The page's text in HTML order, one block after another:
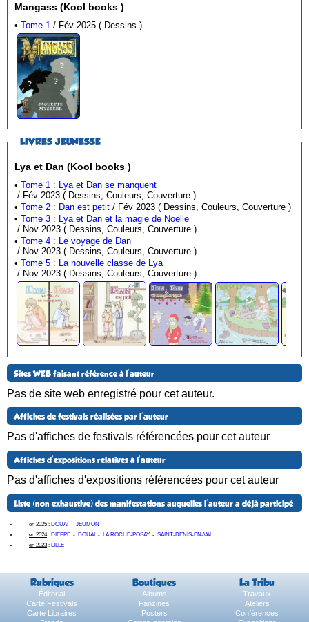
Mangass (Kool books )
•Tome 1 / Fév 2025 ( Dessins )
LIVRES JEUNESSE
Lya et Dan (Kool books )
•Tome 1 : Lya et Dan se manquent
/ Fév 2023 ( Dessins, Couleurs, Couverture )
•Tome 2 : Dan est petit
/ Fév 2023 ( Dessins, Couleurs, Couverture )
•Tome 3 : Lya et Dan et la magie de Noëlle
/ Nov 2023 ( Dessins, Couleurs, Couverture )
•Tome 4 : Le voyage de Dan
/ Nov 2023 ( Dessins, Couleurs, Couverture )
•Tome 5 : La nouvelle classe de Lya
/ Nov 2023 ( Dessins, Couleurs, Couverture )
Sites WEB faisant référence à l'auteur
Pas de site web enregistré pour cet auteur.
Affiches de festivals réalisées par l'auteur
Pas d'affiches de festivals référencées pour cet auteur
Affiches d'expositions relatives à l'auteur
Pas d'affiches d'expositions référencées pour cet auteur
Liste (non exhaustive) des manifestations auquelles l'auteur a déjà participé
en 2025 : DOUAI - JEUMONT
en 2024: DIEPPE - DOUAI - LA ROCHE-POSAY - SAINT-DENIS-EN-VAL
en 2023 : LILLE
Rubriques Boutiques La Tribu
Éditorial Albums
Travaux
Carte Festivals
Fanzines
Ateliers
Carte Libraires
Posters
Conférences